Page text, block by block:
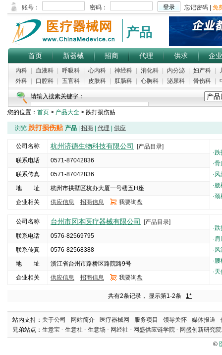
产品
首页 新器械 招商 代理 供求 企业
内科 血液科 呼吸科 心内科 神经科 消化科 内分泌 妇产科
外科
口腔科 五官科 皮肤科 肛肠科 心胸科 泌尿科 骨伤科
请输入搜素关键字：
您的位置： 首页 > 产品大全 > 跌打损伤贴
浏览 跌打损伤贴 产品 招商 代理 供应
公司名称 杭州济德生物科技有限公司
[产品目录]
·跌
·骨
·风
·
·颈
联系电话
0571-87042836
联系传真
0571-87042836
地 址
杭州市拱墅区杭办大厦一号楼五H座
企业相关
供应信息 招商信息 我要询盘
公司名称 台州市冈本医疗器械有限公司
[产品目录]
·跌
·肩
·风
·
·天
联系电话
0576-82569795
联系传真
0576-82568388
地 址
浙江省台州市路桥区路院路9号
企业相关
供应信息 招商信息 我要询盘
共有2条记录， 显示第1-2条 1*
站内支持： 关于公司 - 网站简介 - 医疗器械网 - 服务项目 - 领导关怀 - 媒体报道 -
兄弟站点： 生意宝 - 生意社 - 生意场 - 网经社 - 网盛供应链学院 - 网盛创新研究院
©